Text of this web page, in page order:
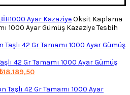
1000 Ayar KazaziyeOksit Kaplama
1000 Ayar Gümüş Kazaziye Tesbih
42 Gr Tamamı 1000 Ayar Gümüş
18.189,50Şu
fiyat: